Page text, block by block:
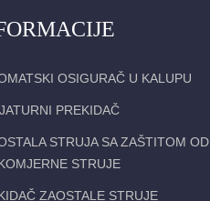
OSIGURAČ U KALUPU
PREKIDAČ
STRUJA SA ZAŠTITOM OD
STRUJE
ZAOSTALE STRUJE